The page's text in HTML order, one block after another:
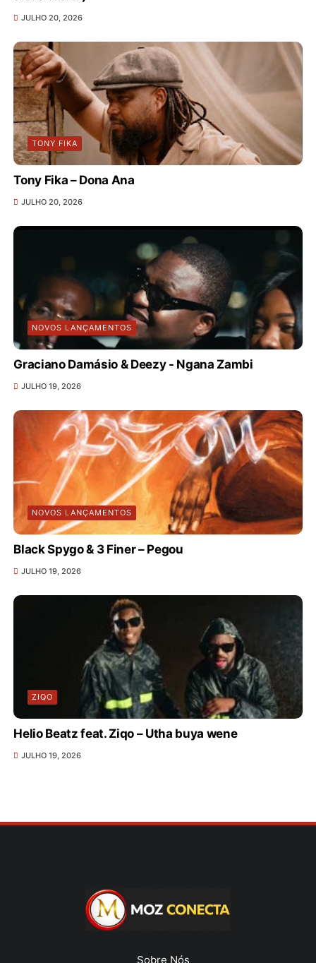
JULHO 20, 2026
TONY FIKA
Tony Fika – Dona Ana
JULHO 20, 2026
NOVOS LANÇAMENTOS
Graciano Damásio & Deezy - Ngana Zambi
JULHO 19, 2026
NOVOS LANÇAMENTOS
Black Spygo & 3 Finer – Pegou
JULHO 19, 2026
ZIQO
Helio Beatz feat. Ziqo – Utha buya wene
JULHO 19, 2026
Sobre Nós